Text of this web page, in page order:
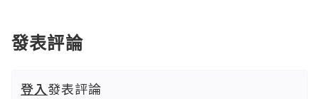
發表評論
登入發表評論